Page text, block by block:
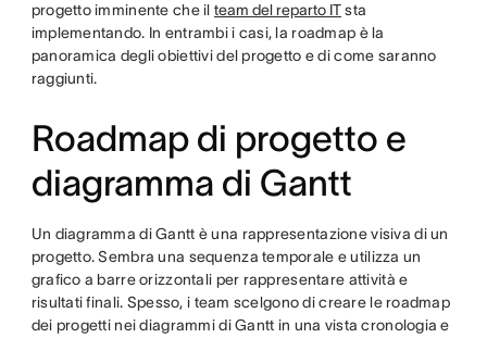
progetto imminente che il team del reparto ITsta
implementando. In entrambi i casi, la roadmap è la
panoramica degli obiettivi del progetto e di come saranno
raggiunti.
Roadmap di progetto e
diagramma di Gantt
Un diagramma di Gantt è una rappresentazione visiva di un
progetto. Sembra una sequenza temporale e utilizza un
grafico a barre orizzontali per rappresentare attività e
risultati finali. Spesso, i team scelgono di creare le roadmap
dei progetti nei diagrammi di Gantt in una vista cronologia e